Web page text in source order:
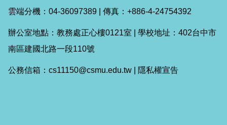
雲端分機：04-36097389 | 傳真：+886-4-24754392
辦公室地點：教務處正心樓0121室 | 學校地址：402台中市
南區建國北路一段110號
公務信箱：cs11150@csmu.edu.tw | 隱私權宣告